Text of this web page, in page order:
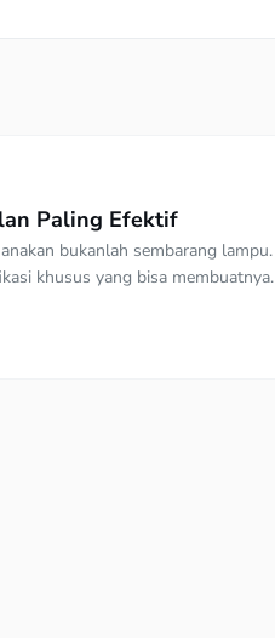
Paling Efektif
bukanlah sembarang lampu.
khusus yang bisa membuatnya
di berbagai ruas jalan.